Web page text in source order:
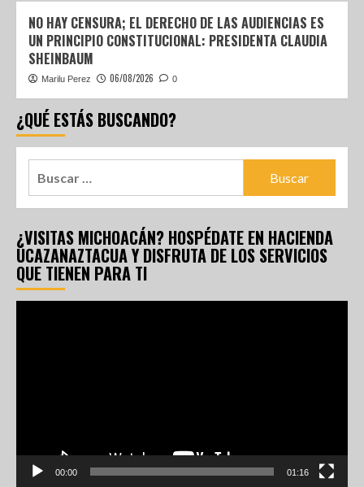
NO HAY CENSURA; EL DERECHO DE LAS AUDIENCIAS ES
UN PRINCIPIO CONSTITUCIONAL: PRESIDENTA CLAUDIA
SHEINBAUM
Marilu Perez 06/08/2026 0
¿QUÉ ESTÁS BUSCANDO?
¿VISITAS MICHOACÁN? HOSPÉDATE EN HACIENDA
UCAZANAZTACUA Y DISFRUTA DE LOS SERVICIOS
QUE TIENEN PARA TI
00:00 01:16